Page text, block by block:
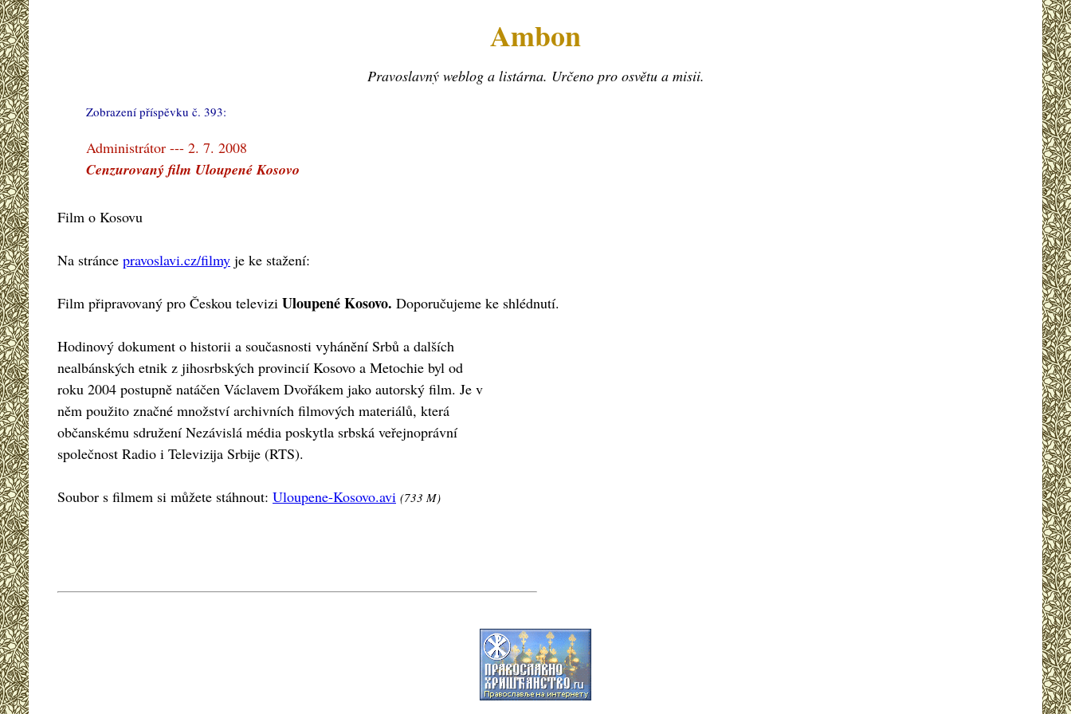
Ambon
Pravoslavný weblog a listárna. Určeno pro osvětu a misii.
Zobrazení příspěvku č. 393:
Administrátor --- 2. 7. 2008
Cenzurovaný film Uloupené Kosovo
Film o Kosovu
Na stránce pravoslavi.cz/filmy je ke stažení:
Film připravovaný pro Českou televizi Uloupené Kosovo. Doporučujeme ke shlédnutí.
Hodinový dokument o historii a současnosti vyhánění Srbů a dalších
nealbánských etnik z jihosrbských provincií Kosovo a Metochie byl od
roku 2004 postupně natáčen Václavem Dvořákem jako autorský film. Je v
něm použito značné množství archivních filmových materiálů, která
občanskému sdružení Nezávislá média poskytla srbská veřejnoprávní
společnost Radio i Televizija Srbije (RTS).
Soubor s filmem si můžete stáhnout: Uloupene-Kosovo.avi (733 M)